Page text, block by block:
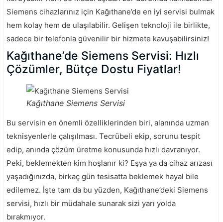
Siemens cihazlarınız için Kağıthane’de en iyi servisi bulmak
hem kolay hem de ulaşılabilir. Gelişen teknoloji ile birlikte,
sadece bir telefonla güvenilir bir hizmete kavuşabilirsiniz!
Kağıthane’de Siemens Servisi: Hızlı
Çözümler, Bütçe Dostu Fiyatlar!
Kağıthane Siemens Servisi
Bu servisin en önemli özelliklerinden biri, alanında uzman
teknisyenlerle çalışılması. Tecrübeli ekip, sorunu tespit
edip, anında çözüm üretme konusunda hızlı davranıyor.
Peki, beklemekten kim hoşlanır ki? Eşya ya da cihaz arızası
yaşadığınızda, birkaç gün tesisatta beklemek hayal bile
edilemez. İşte tam da bu yüzden, Kağıthane’deki Siemens
servisi, hızlı bir müdahale sunarak sizi yarı yolda
bırakmıyor.